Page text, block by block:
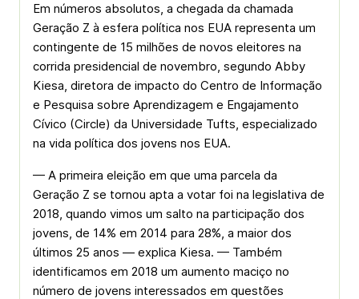
Em números absolutos, a chegada da chamada
Geração Z à esfera política nos EUA representa um
contingente de 15 milhões de novos eleitores na
corrida presidencial de novembro, segundo Abby
Kiesa, diretora de impacto do Centro de Informação
e Pesquisa sobre Aprendizagem e Engajamento
Cívico (Circle) da Universidade Tufts, especializado
na vida política dos jovens nos EUA.
— A primeira eleição em que uma parcela da
Geração Z se tornou apta a votar foi na legislativa de
2018, quando vimos um salto na participação dos
jovens, de 14% em 2014 para 28%, a maior dos
últimos 25 anos — explica Kiesa. — Também
identificamos em 2018 um aumento maciço no
número de jovens interessados em questões